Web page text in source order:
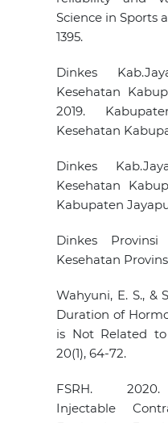
Science in Sports
1395.
Dinkes
Kesehatan
2019.
Kesehatan
Dinkes
Kesehatan
Kabupaten
Dinkes
Kesehatan
Wahyuni, E. S., &
Duration of
is Not Related
20(1), 64-72.
FSRH. 2020.
Injectable